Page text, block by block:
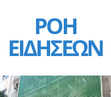
ΡΟΗ
ΕΙΔΗΣΕΩΝ